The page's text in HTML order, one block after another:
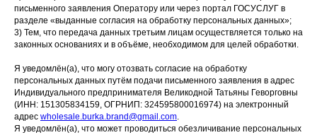
письменного заявления Оператору или через портал ГОСУСЛУГ в
разделе «выданные согласия на обработку персональных данных»;
3) Тем, что передача данных третьим лицам осуществляется только на
законных основаниях и в объёме, необходимом для целей обработки.
Я уведомлён(а), что могу отозвать согласие на обработку
персональных данных путём подачи письменного заявления в адрес
Индивидуального предпринимателя Великодной Татьяны Геворговны
(ИНН: 151305834159, ОГРНИП: 324595800016974) на электронный
адрес wholesale.burka.brand@gmail.com.
Я уведомлён(а), что может проводиться обезличивание персональных
Куртки
Костюмы
НОВИНКИ
Плащи и тренчи
Жакеты
Юбки
Вопрос-ответ
ДОКУМЕНТЫ
Политика
конфиденциальности
Согласие на обработку
персональных данных